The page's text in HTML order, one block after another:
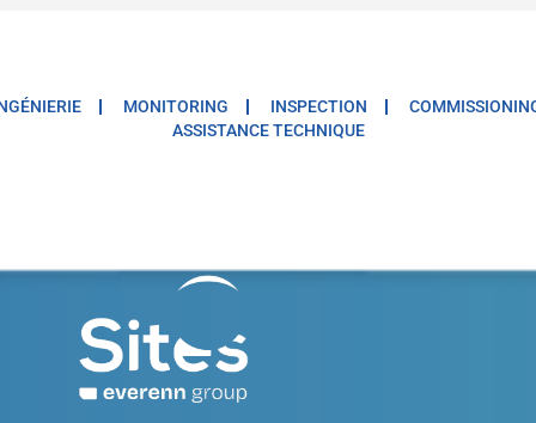
MONITORING INSPECTION
ASSISTANCE TECHNIQUE